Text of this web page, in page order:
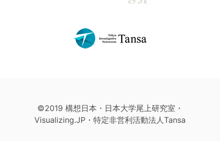
©2019 構想日本・日本大学尾上研究室・
Visualizing.JP・特定非営利活動法人Tansa